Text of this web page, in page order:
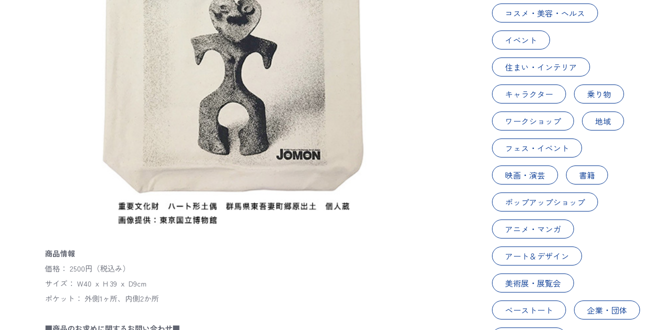
商品情報
価格： 2500円（税込み）
サイズ： W40 ｘ H 39 ｘ D9cm
ポケット： 外側1ヶ所、内側2か所
コスメ・美容・ヘルス
イベント
住まい・インテリア
キャラクター 乗り物
ワークショップ 地域
フェス・イベント
映画・演芸 書籍
ポップアップショップ
アニメ・マンガ
アート＆デザイン
美術展・展覧会
ベーストート 企業・団体